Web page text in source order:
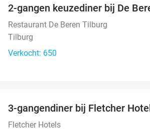
2-gangen keuzediner bij De
Restaurant De Beren Tilburg
Tilburg
Verkocht: 650
3-gangendiner bij Fletcher
Fletcher Hotels